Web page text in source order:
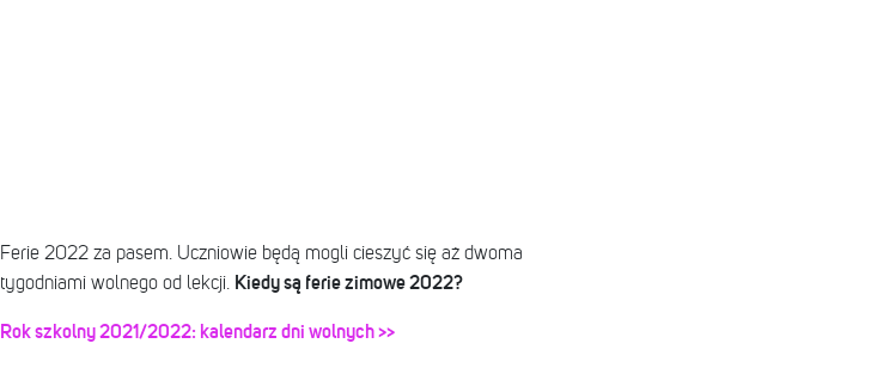
Ferie 2022 za pasem. Uczniowie będą mogli cieszyć się aż dwoma
tygodniami wolnego od lekcji. Kiedy są ferie zimowe 2022?
Rok szkolny 2021/2022: kalendarz dni wolnych >>